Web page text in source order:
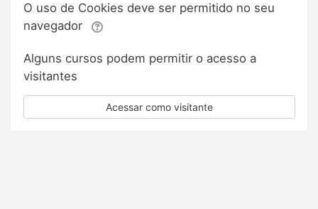
O uso de Cookies deve ser permitido no seu
navegador
Alguns cursos podem permitir o acesso a
visitantes
Acessar como visitante